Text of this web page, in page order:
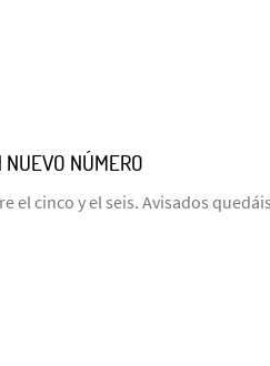
NÚMERO
el cinco y el seis. Avisados